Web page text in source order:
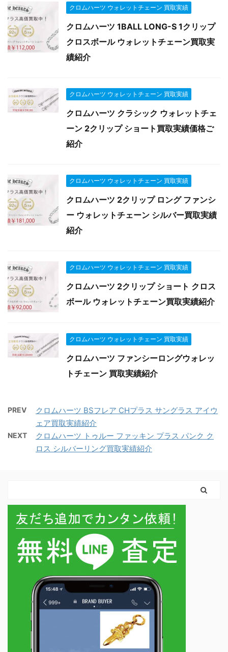
クロムハーツ ウォレットチェーン 買取実績
クロムハーツ 1BALL LONG-S 1クリップ
クロスボール ウォレットチェーン買取実
績紹介
クロムハーツ ウォレットチェーン 買取実績
クロムハーツ クラシック ウォレットチェ
ーン 2クリップ ショート買取実績価格ご
紹介
クロムハーツ ウォレットチェーン 買取実績
クロムハーツ 2クリップ ロング ファンシ
ー ウォレットチェーン シルバー買取実績
紹介
クロムハーツ ウォレットチェーン 買取実績
クロムハーツ 2クリップ ショート クロス
ボール ウォレットチェーン買取実績紹介
クロムハーツ ウォレットチェーン 買取実績
クロムハーツ ファンシーロングウォレッ
トチェーン 買取実績紹介
PREV
クロムハーツ BSフレア CHプラス サングラス アイウ
ェア買取実績紹介
NEXT
クロムハーツ トゥルー ファッキン プラス パンク ク
ロス シルバーリング買取実績紹介